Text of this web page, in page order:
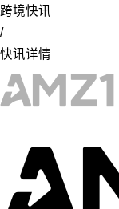
跨境快讯
/
快讯详情